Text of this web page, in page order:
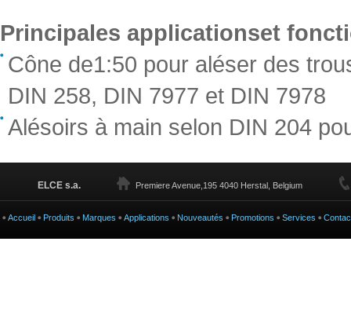
Principales applicationset
Cône de1:50 pour aléser des
DIN 258, DIN 7977 et DIN 7978
Alésoirs à main selon DIN 204
ELCE s.a. Premiere Avenue,195 4040 Herstal, Belgium
Accueil Produits Marques Applications Nouveautés Promotions Services